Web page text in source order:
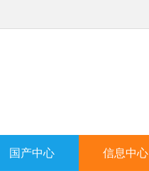
国产中心 信息中心